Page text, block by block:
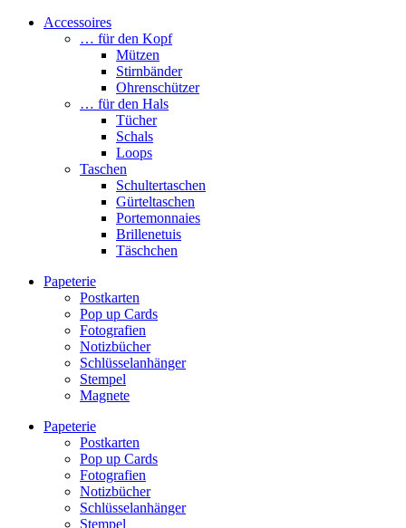
Accessoires
… für den Kopf
Mützen
Stirnbänder
Ohrenschützer
… für den Hals
Tücher
Schals
Loops
Taschen
Schultertaschen
Gürteltaschen
Portemonnaies
Brillenetuis
Täschchen
Papeterie
Postkarten
Pop up Cards
Fotografien
Notizbücher
Schlüsselanhänger
Stempel
Magnete
Papeterie
Postkarten
Pop up Cards
Fotografien
Notizbücher
Schlüsselanhänger
Stempel